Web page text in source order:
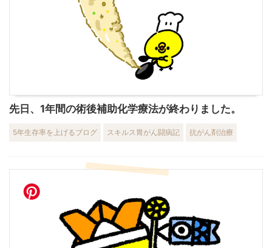
先日、1年間の術後補助化学療法が終わりました。
5年生存率を上げるブログ スキルス胃がん闘病記 抗がん剤治療